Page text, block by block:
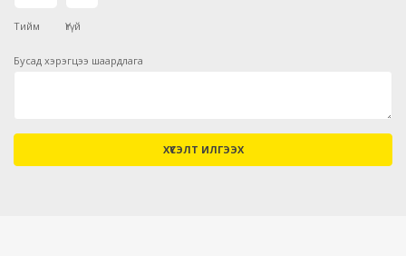
Тийм Үгүй
Бусад хэрэгцээ шаардлага
ХҮСЭЛТ ИЛГЭЭХ